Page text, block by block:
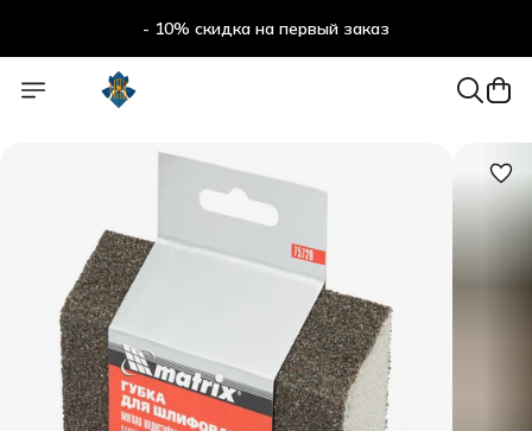
- 10% скидка на первый заказ